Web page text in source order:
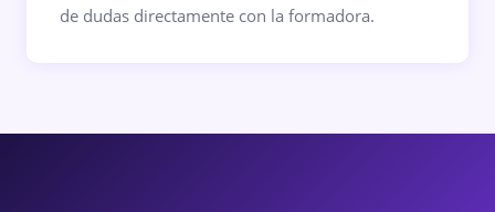
de dudas directamente con la formadora.